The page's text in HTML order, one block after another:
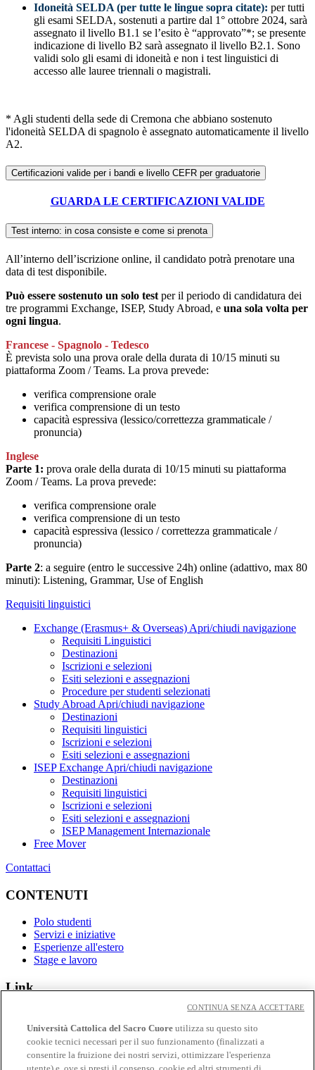
Idoneità SELDA (per tutte le lingue sopra citate): per tutti
gli esami SELDA, sostenuti a partire dal 1° ottobre 2024, sarà
assegnato il livello B1.1 se l’esito è “approvato”*; se presente
indicazione di livello B2 sarà assegnato il livello B2.1. Sono
validi solo gli esami di idoneità e non i test linguistici di
accesso alle lauree triennali o magistrali.
* Agli studenti della sede di Cremona che abbiano sostenuto
l'idoneità SELDA di spagnolo è assegnato automaticamente il livello
A2.
Certificazioni valide per i bandi e livello CEFR per graduatorie
GUARDA LE CERTIFICAZIONI VALIDE
Test interno: in cosa consiste e come si prenota
All’interno dell’iscrizione online, il candidato potrà prenotare una
data di test disponibile.
Può essere sostenuto un solo test per il periodo di candidatura dei
tre programmi Exchange, ISEP, Study Abroad, e una sola volta per
ogni lingua.
Francese - Spagnolo - Tedesco
È prevista solo una prova orale della durata di 10/15 minuti su
piattaforma Zoom / Teams. La prova prevede:
verifica comprensione orale
verifica comprensione di un testo
capacità espressiva (lessico/correttezza grammaticale /
pronuncia)
Inglese
Parte 1: prova orale della durata di 10/15 minuti su piattaforma
Zoom / Teams. La prova prevede:
verifica comprensione orale
verifica comprensione di un testo
capacità espressiva (lessico / correttezza grammaticale /
pronuncia)
Parte 2: a seguire (entro le successive 24h) online (adattivo, max 80
minuti): Listening, Grammar, Use of English
Requisiti linguistici
Exchange (Erasmus+ & Overseas) Apri/chiudi navigazione
Requisiti Linguistici
Destinazioni
Iscrizioni e selezioni
Esiti selezioni e assegnazioni
Procedure per studenti selezionati
Study Abroad Apri/chiudi navigazione
Destinazioni
Requisiti linguistici
Iscrizioni e selezioni
Esiti selezioni e assegnazioni
ISEP Exchange Apri/chiudi navigazione
Destinazioni
Requisiti linguistici
Iscrizioni e selezioni
Esiti selezioni e assegnazioni
ISEP Management Internazionale
Free Mover
Contattaci
CONTENUTI
Polo studenti
Servizi e iniziative
Esperienze all'estero
Stage e lavoro
Link
Eventi
Avvisi
Università Cattolica del Sacro Cuore utilizza su questo sito
cookie tecnici necessari per il suo funzionamento (finalizzati a
consentire la fruizione dei nostri servizi, ottimizzare l'esperienza
CONTINUA SENZA ACCETTARE